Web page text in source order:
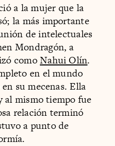
a la mujer que la
la más importante
de intelectuales
Mondragón, a
comoNahui Olín.
en el mundo
su mecenas. Ella
mismo tiempo fue
relación terminó
a punto de